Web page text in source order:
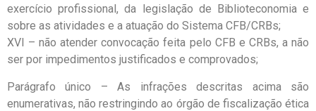
exercício profissional, da legislação de Biblioteconomia e
sobre as atividades e a atuação do Sistema CFB/CRBs;
XVI – não atender convocação feita pelo CFB e CRBs, a não
ser por impedimentos justificados e comprovados;
Parágrafo único – As infrações descritas acima são
enumerativas, não restringindo ao órgão de fiscalização ética